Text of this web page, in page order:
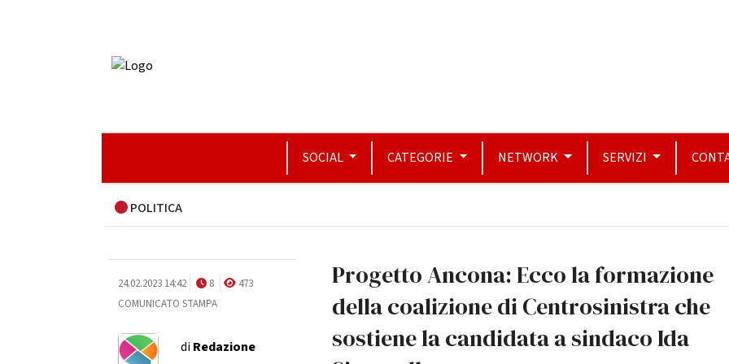
SOCIAL CATEGORIE NETWORK SERVIZI
POLITICA
24.02.2023 14:42 8
473
COMUNICATO STAMPA
diRedazione
Progetto Ancona: Ecco la formazione
della coalizione di Centrosinistra che
sostiene la candidata a sindaco Ida